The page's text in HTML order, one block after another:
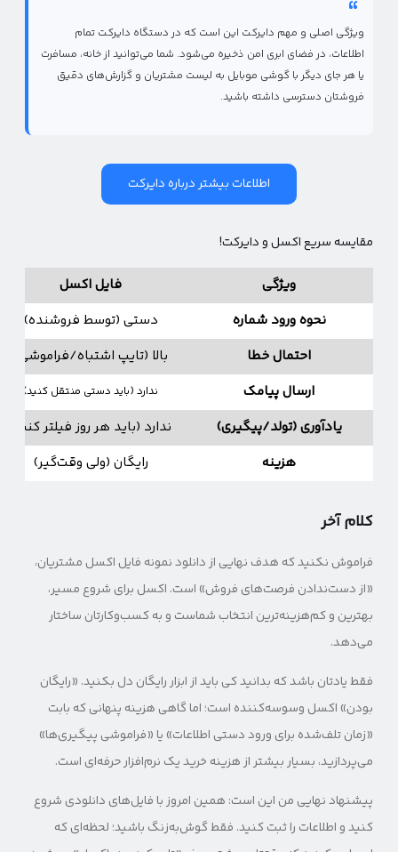
ویژگی اصلی و مهم دایرکت این است که در دستگاه دایرکت تمام
اطلاعات، در فضای ابری امن ذخیره می‌شود. شما می‌توانید از خانه، مسافرت
یا هر جای دیگر با گوشی موبایل به لیست مشتریان و گزارش‌های دقیق
فروشتان دسترسی داشته باشید.
اطلاعات بیشتر درباره دایرکت
مقایسه سریع اکسل و دایرکت!
ویژگی
فایل اکسل
نحوه ورود شماره
دستی (توسط فروشنده)
احتمال خطا
بالا (تایپ اشتباه/فراموشی)
ارسال پیامک
ندارد (باید دستی منتقل کنید)
یادآوری (تولد/پیگیری)
ندارد (باید هر روز فیلتر کنید)
هزینه
رایگان (ولی وقت‌گیر)
کلام آخر
فراموش نکنید که هدف نهایی از دانلود نمونه فایل اکسل مشتریان،
«از دست‌ندادن فرصت‌های فروش» است. اکسل برای شروع مسیر،
بهترین و کم‌هزینه‌ترین انتخاب شماست و به کسب‌وکارتان ساختار
می‌دهد.
فقط یادتان باشد که بدانید کی باید از ابزار رایگان دل بکنید. «رایگان
بودن» اکسل وسوسه‌کننده است؛ اما گاهی هزینه پنهانی که بابت
«زمان تلف‌شده برای ورود دستی اطلاعات» یا «فراموشی پیگیری‌ها»
می‌پردازید، بسیار بیشتر از هزینه خرید یک نرم‌افزار حرفه‌ای است.
پیشنهاد نهایی من این است: همین امروز با فایل‌های دانلودی شروع
کنید و اطلاعات را ثبت کنید. فقط گوش‌به‌زنگ باشید؛ لحظه‌ای که